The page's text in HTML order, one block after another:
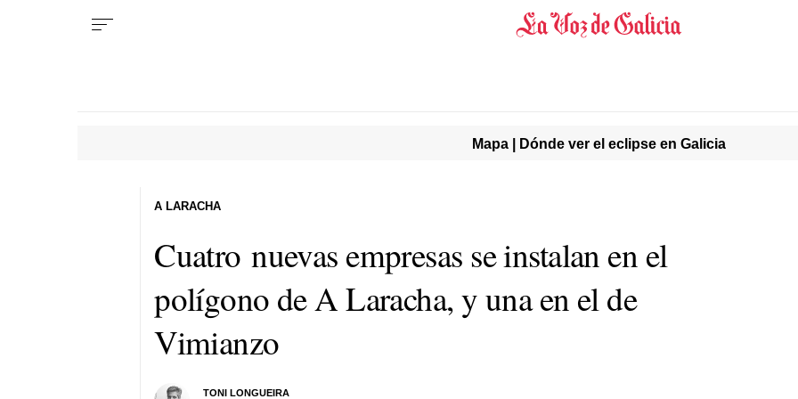
Mapa | Dónde ver el eclipse en Galicia
Cuatro nuevas empresas se instalan en el
polígono de A Laracha, y una en el de
Vimianzo
TONI LONGUEIRA
A LARACHA